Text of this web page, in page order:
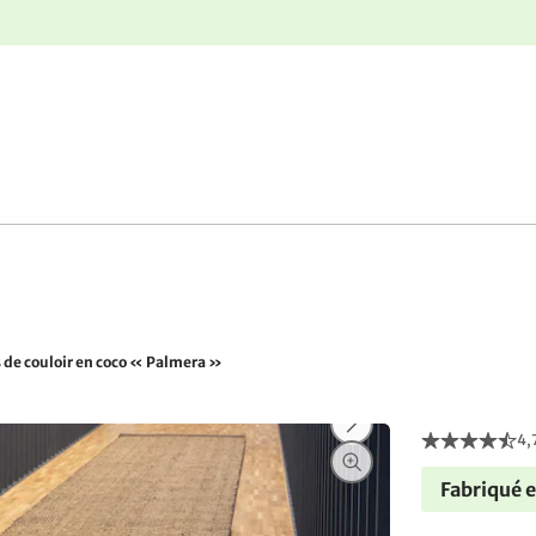
de couloir en coco « Palmera »
Fabriqué